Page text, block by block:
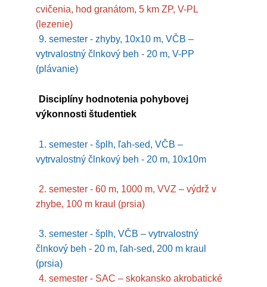
cvičenia, hod granátom, 5 km ZP, V-PL
(lezenie)
9. semester - zhyby, 10x10 m, VČB –
vytrvalostný člnkový beh - 20 m, V-PP
(plávanie)
Disciplíny hodnotenia pohybovej
výkonnosti študentiek
1. semester - šplh, ľah-sed, VČB –
vytrvalostný člnkový beh - 20 m, 10x10m
2. semester - 60 m, 1000 m, VVZ – výdrž v
zhybe, 100 m kraul (prsia)
3. semester - šplh, VČB – vytrvalostný
člnkový beh - 20 m, ľah-sed, 200 m kraul
(prsia)
4. semester - SAC – skokansko akrobatické